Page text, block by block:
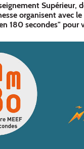
Supérieur,
organisent avec
180 secondes" pour